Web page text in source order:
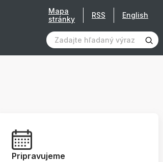
Mapa
stránky
RSS English
Pripravujeme